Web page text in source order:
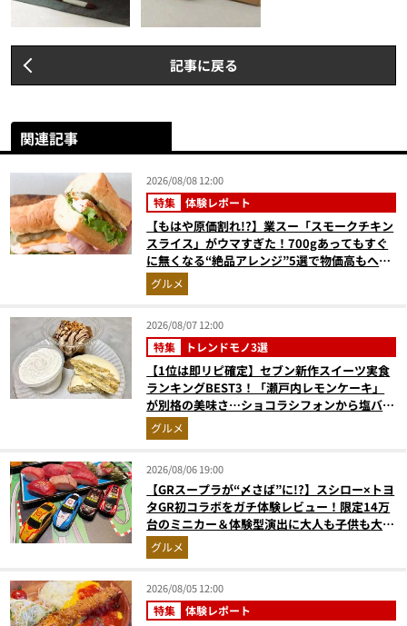
記事に戻る
関連記事
2026/08/08 12:00
特集 体験レポート
【もはや原価割れ!?】業スー「スモークチキン
スライス」がウマすぎた！700gあってもすぐ
に無くなる“絶品アレンジ”5選で物価高もへっ
ちゃら
グルメ
2026/08/07 12:00
特集 トレンドモノ3選
【1位は即リピ確定】セブン新作スイーツ実食
ランキングBEST3！「瀬戸内レモンケーキ」
が別格の美味さ…ショコラシフォンから塩バニ
ラプリンまで本気レビュー
グルメ
2026/08/06 19:00
【GRスープラが“〆さば”に!?】スシロー×トヨ
タGR初コラボをガチ体験レビュー！限定14万
台のミニカー＆体験型演出に大人も子供も大興
奮間違いなし
グルメ
2026/08/05 12:00
特集 体験レポート